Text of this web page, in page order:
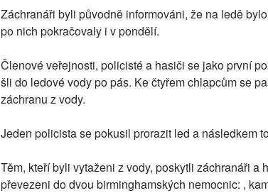
Záchranáři byli původně informováni, že na ledě
po nich pokračovaly i v pondělí.
Členové veřejnosti, policisté a hasiči se jako první
šli do ledové vody po pás. Ke čtyřem chlapcům se
záchranu z vody.
Jeden policista se pokusil prorazit led a následkem
Těm, kteří byli vytaženi z vody, poskytli záchranáři a
převezeni do dvou birminghamských nemocnic: ,